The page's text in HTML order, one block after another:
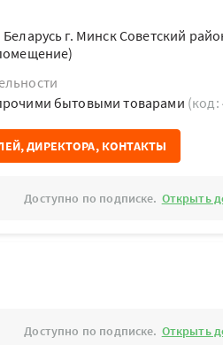
г. Минск Советский
бытовыми товарами (код:
ДИРЕКТОРА, КОНТАКТЫ
Доступно по подписке. Открыть
Доступно по подписке. Открыть